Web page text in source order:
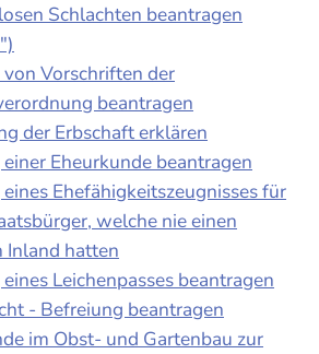
Schlachten beantragen
Vorschriften der
beantragen
der Erbschaft erklären
Eheurkunde beantragen
Ehefähigkeitszeugnisses für
welche nie einen
Inland hatten
Leichenpasses beantragen
- Befreiung beantragen
im Obst- und Gartenbau zur